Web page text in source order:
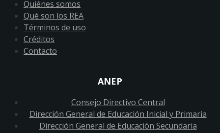
Quiénes somos
Qué son los REA
Términos de uso
Créditos
Contacto
ANEP
Consejo Directivo Central
Dirección General de Educación Inicial y Primaria
Dirección General de Educación Secundaria